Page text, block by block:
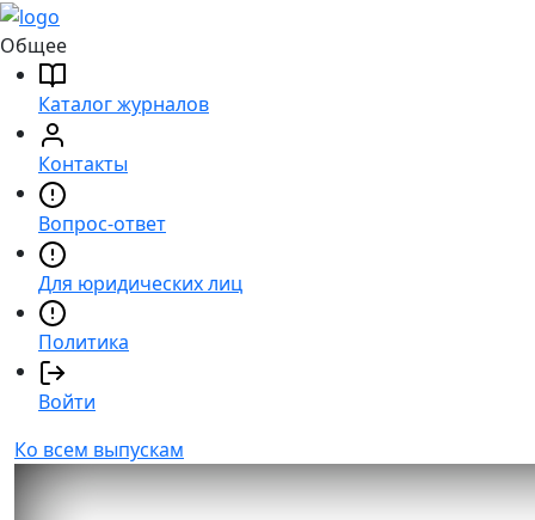
Общее
Каталог журналов
Контакты
Вопрос-ответ
Для юридических лиц
Политика
Войти
Ко всем выпускам